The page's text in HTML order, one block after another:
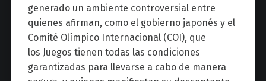
generado un ambiente controversial entre
quienes afirman, como el gobierno japonés y el
Comité Olímpico Internacional (COI), que
los Juegos tienen todas las condiciones
garantizadas para llevarse a cabo de manera